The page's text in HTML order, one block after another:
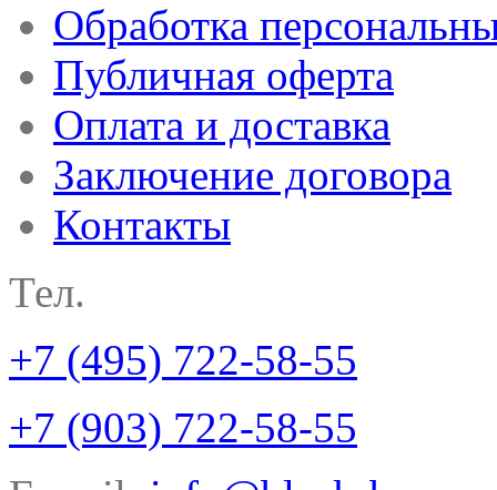
Обработка
Публичная оферта
Оплата и доставка
Заключение договора
Контакты
Тел.
+7 (495) 722-58-55
+7 (903) 722-58-55